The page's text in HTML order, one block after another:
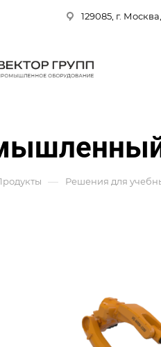
129085, г.
— Решения для